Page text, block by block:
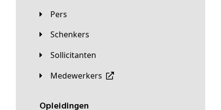
Pers
Schenkers
Sollicitanten
Medewerkers
Opleidingen